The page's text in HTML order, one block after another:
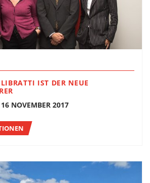
IST DER NEUE
NOVEMBER 2017